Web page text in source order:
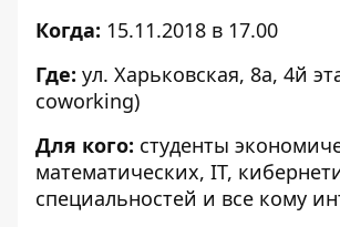
Когда: 15.11.2018 в 17.00
Где: ул. Харьковская, 8а, 4й
coworking)
Для кого: студенты
математических, IT,
специальностей и все кому